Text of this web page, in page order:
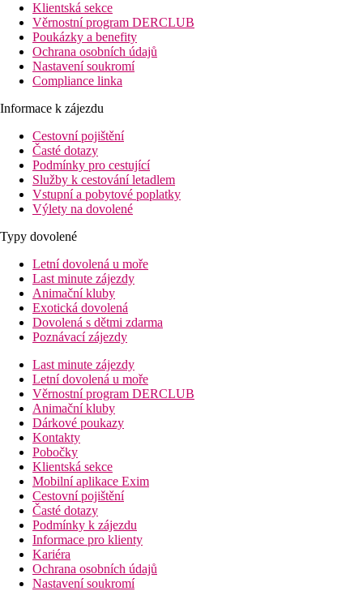
Klientská sekce
Věrnostní program DERCLUB
Poukázky a benefity
Ochrana osobních údajů
Nastavení soukromí
Compliance linka
Informace k zájezdu
Cestovní pojištění
Časté dotazy
Podmínky pro cestující
Služby k cestování letadlem
Vstupní a pobytové poplatky
Výlety na dovolené
Typy dovolené
Letní dovolená u moře
Last minute zájezdy
Animační kluby
Exotická dovolená
Dovolená s dětmi zdarma
Poznávací zájezdy
Last minute zájezdy
Letní dovolená u moře
Věrnostní program DERCLUB
Animační kluby
Dárkové poukazy
Kontakty
Pobočky
Klientská sekce
Mobilní aplikace Exim
Cestovní pojištění
Časté dotazy
Podmínky k zájezdu
Informace pro klienty
Kariéra
Ochrana osobních údajů
Nastavení soukromí